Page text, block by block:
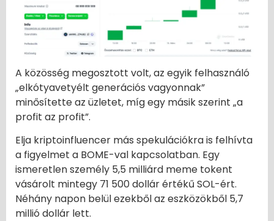
A közösség megosztott volt, az egyik felhasználó
„elkótyavetyélt generációs vagyonnak”
minősítette az üzletet, míg egy másik szerint „a
profit az profit”.
Elja kriptoinfluencer más spekulációkra is felhívta
a figyelmet a BOME-val kapcsolatban. Egy
ismeretlen személy 5,5 milliárd meme tokent
vásárolt mintegy 71 500 dollár értékű SOL-ért.
Néhány napon belül ezekből az eszközökből 5,7
millió dollár lett.